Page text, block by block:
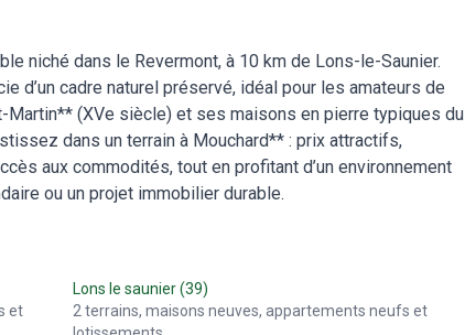
niché dans le Revermont, à 10 km de Lons-le-Saunier.
d’un cadre naturel préservé, idéal pour les amateurs de
Martin** (XVe siècle) et ses maisons en pierre typiques du
dans un terrain à Mouchard** : prix attractifs,
aux commodités, tout en profitant d’un environnement
ou un projet immobilier durable.
et
Lons le saunier(39)
2 terrains, maisons neuves, appartements neufs et